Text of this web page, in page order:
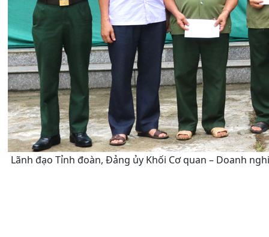
Lãnh đạo Tỉnh đoàn, Đảng ủy Khối Cơ quan – Doanh